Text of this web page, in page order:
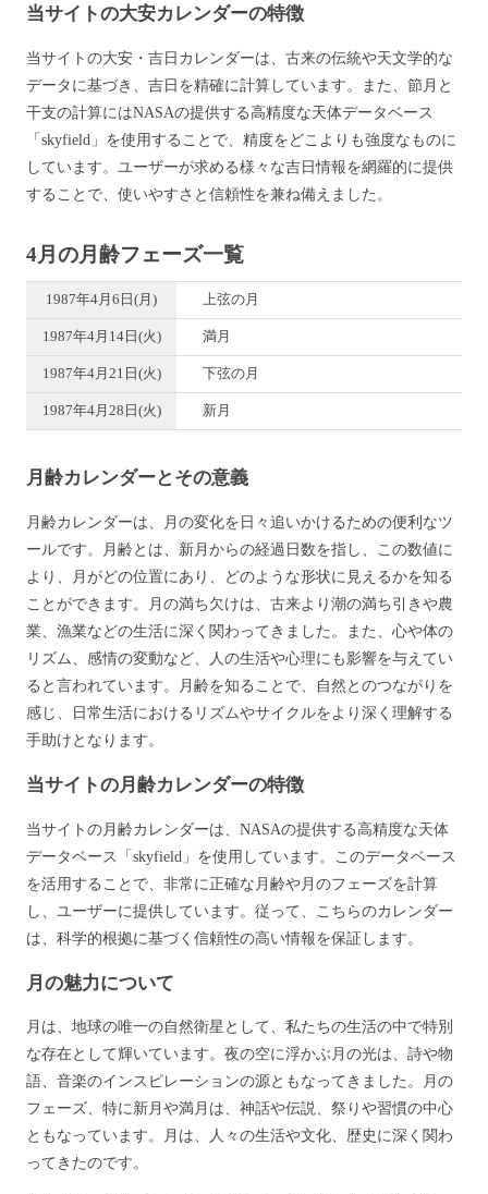
当サイトの大安カレンダーの特徴
当サイトの大安・吉日カレンダーは、古来の伝統や天文学的な
データに基づき、吉日を精確に計算しています。また、節月と
干支の計算にはNASAの提供する高精度な天体データベース
「skyfield」を使用することで、精度をどこよりも強度なものに
しています。ユーザーが求める様々な吉日情報を網羅的に提供
することで、使いやすさと信頼性を兼ね備えました。
4月の月齢フェーズ一覧
1987年4月6日(月) 上弦の月
1987年4月14日(火) 満月
1987年4月21日(火) 下弦の月
1987年4月28日(火) 新月
月齢カレンダーとその意義
月齢カレンダーは、月の変化を日々追いかけるための便利なツ
ールです。月齢とは、新月からの経過日数を指し、この数値に
より、月がどの位置にあり、どのような形状に見えるかを知る
ことができます。月の満ち欠けは、古来より潮の満ち引きや農
業、漁業などの生活に深く関わってきました。また、心や体の
リズム、感情の変動など、人の生活や心理にも影響を与えてい
ると言われています。月齢を知ることで、自然とのつながりを
感じ、日常生活におけるリズムやサイクルをより深く理解する
手助けとなります。
当サイトの月齢カレンダーの特徴
当サイトの月齢カレンダーは、NASAの提供する高精度な天体
データベース「skyfield」を使用しています。このデータベース
を活用することで、非常に正確な月齢や月のフェーズを計算
し、ユーザーに提供しています。従って、こちらのカレンダー
は、科学的根拠に基づく信頼性の高い情報を保証します。
月の魅力について
月は、地球の唯一の自然衛星として、私たちの生活の中で特別
な存在として輝いています。夜の空に浮かぶ月の光は、詩や物
語、音楽のインスピレーションの源ともなってきました。月の
フェーズ、特に新月や満月は、神話や伝説、祭りや習慣の中心
ともなっています。月は、人々の生活や文化、歴史に深く関わ
ってきたのです。